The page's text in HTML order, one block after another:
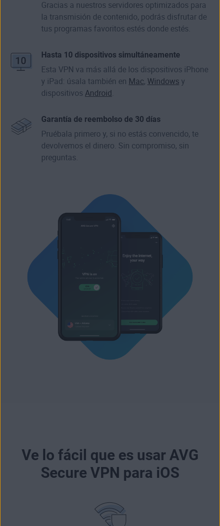
Gracias a nuestros servidores optimizados para
la transmisión de contenido, podrás disfrutar de
tus programas favoritos estés donde estés.
Hasta 10 dispositivos simultáneamente
Esta VPN va más allá de los dispositivos iPhone
y iPad: úsala también en Mac, Windows y
dispositivos Android.
Garantía de reembolso de 30 días
Pruébala primero y, si no estás convencido, te
devolvemos el dinero. Sin compromiso, sin
preguntas.
Ve lo fácil que es usar AVG
Secure VPN para iOS